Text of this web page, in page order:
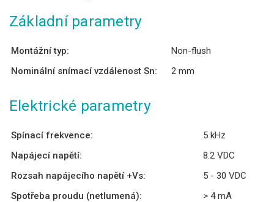
Základní parametry
Montážní typ:
Non-flush
Nominální snímací vzdálenost Sn:
2 mm
Elektrické parametry
Spínací frekvence:
5 kHz
Napájecí napětí:
8.2 VDC
Rozsah napájecího napětí +Vs:
5 - 30 VDC
Spotřeba proudu (netlumená):
> 4 mA